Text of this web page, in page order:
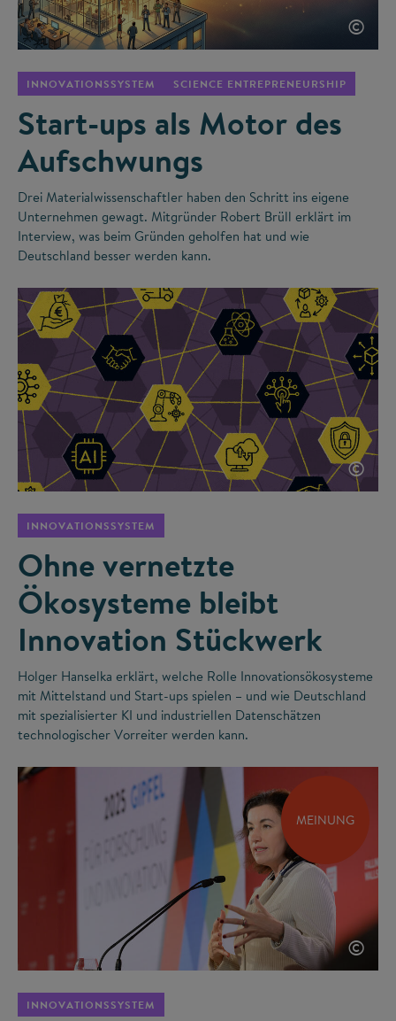
©
INNOVATIONSSYSTEM SCIENCE ENTREPRENEURSHIP
Start-ups als Motor des
Aufschwungs
Drei Materialwissenschaftler haben den Schritt ins eigene
Unternehmen gewagt. Mitgründer Robert Brüll erklärt im
Interview, was beim Gründen geholfen hat und wie
Deutschland besser werden kann.
©
INNOVATIONSSYSTEM
Ohne vernetzte
Ökosysteme bleibt
Innovation Stückwerk
Holger Hanselka erklärt, welche Rolle Innovationsökosysteme
mit Mittelstand und Start-ups spielen – und wie Deutschland
mit spezialisierter KI und industriellen Datenschätzen
technologischer Vorreiter werden kann.
MEINUNG
©
INNOVATIONSSYSTEM